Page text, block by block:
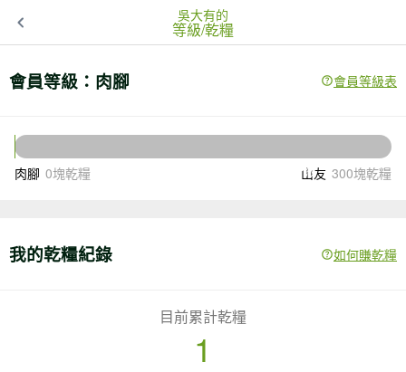
吳大有的
等級/乾糧
會員等級： 肉腳 會員等級表
塊乾糧升級
肉腳 0塊乾糧 山友 300塊乾糧
我的乾糧紀錄 如何賺乾糧
目前累計乾糧
1